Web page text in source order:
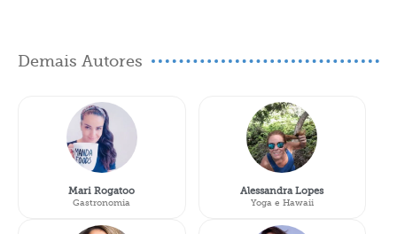
Demais Autores
Mari Rogatoo
Gastronomia
Alessandra Lopes
Yoga e Hawaii